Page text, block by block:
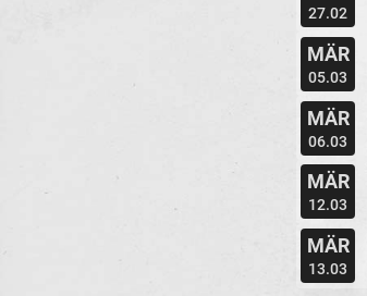
27.02
MÄR
05.03
MÄR
06.03
MÄR
12.03
MÄR
13.03